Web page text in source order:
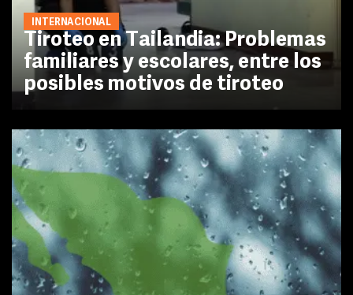
INTERNACIONAL
Tiroteo en Tailandia: Problemas
familiares y escolares, entre los
posibles motivos de tiroteo